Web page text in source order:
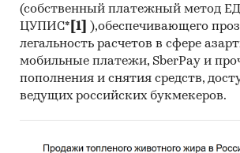
службы РФ, ФСГС РФ (Росстат).
Материалы DataMonitor,
Eurostat.
Печатные и электронные
специализированные издания,
аналитические обзоры.
Ресурсы сети Интернет в
(собственный платежный метод
ЦУПИС* [1]
),обеспечивающего
легальность расчетов в сфере
мобильные платежи, SberPay и
пополнения и снятия средств,
ведущих российских букмекеров.